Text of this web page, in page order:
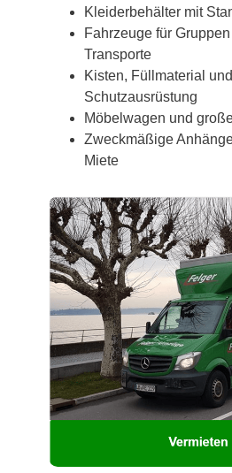
Kleiderbehälter mit
Fahrzeuge für
Transporte
Kisten, Füllmaterial und
Schutzausrüstung
Möbelwagen und
Zweckmäßige
Miete